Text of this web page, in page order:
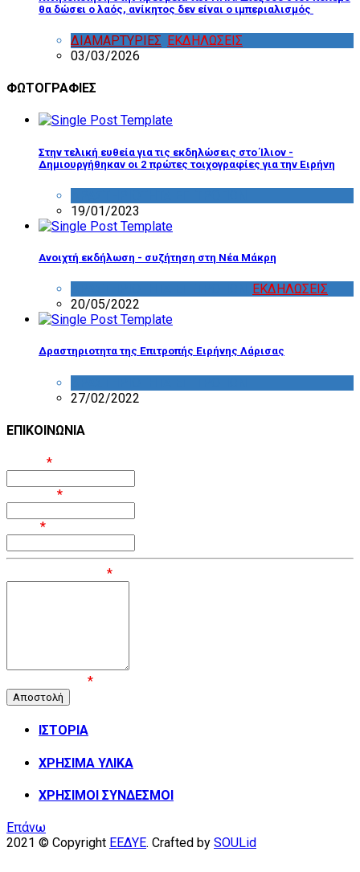
θα δώσει ο λαός, ανίκητος δεν είναι ο ιμπεριαλισμός
ΔΙΑΜΑΡΤΥΡΙΕΣ ΕΚΔΗΛΩΣΕΙΣ
03/03/2026
ΦΩΤΟΓΡΑΦΙΕΣ
Στην τελική ευθεία για τις εκδηλώσεις στο Ίλιον -
Δημιουργήθηκαν οι 2 πρώτες τοιχογραφίες για την Ειρήνη
19/01/2023
Ανοιχτή εκδήλωση - συζήτηση στη Νέα Μάκρη
ΕΚΔΗΛΩΣΕΙΣ
20/05/2022
Δραστηριοτητα της Επιτροπής Ειρήνης Λάρισας
27/02/2022
ΕΠΙΚΟΙΝΩΝΙΑ
*
*
*
*
*
ΙΣΤΟΡΙΑ
ΧΡΗΣΙΜΑ ΥΛΙΚΑ
ΧΡΗΣΙΜΟΙ ΣΥΝΔΕΣΜΟΙ
Επάνω
2021 © Copyright ΕΕΔΥΕ. Crafted by SOULid